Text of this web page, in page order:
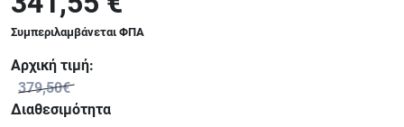
Συμπεριλαμβάνεται ΦΠΑ
Αρχική τιμή:
379,50€
Διαθεσιμότητα